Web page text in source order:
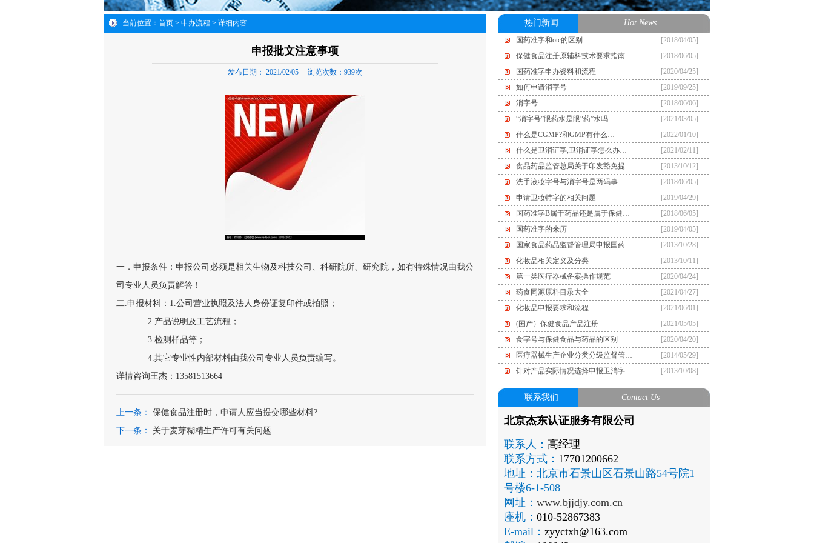
当前位置： 首页 > 申办流程 > 详细内容
申报批文注意事项
发布日期： 2021/02/05 浏览次数： 939次
一．申报条件：申报公司必须是相关生物及科技公司、科研院所、研究院，如有特殊情况由我公
司专业人员负责解答！
二.申报材料：1.公司营业执照及法人身份证复印件或拍照；
2.产品说明及工艺流程；
3.检测样品等；
4.其它专业性内部材料由我公司专业人员负责编写。
详情咨询王杰：13581513664
上一条： 保健食品注册时，申请人应当提交哪些材料?
下一条： 关于麦芽糊精生产许可有关问题
热门新闻 Hot News
国药准字和otc的区别
[2018/04/05]
保健食品注册原辅料技术要求指南…
[2018/06/05]
国药准字申办资料和流程
[2020/04/25]
如何申请消字号
[2019/09/25]
消字号
[2018/06/06]
“消字号”眼药水是眼“药”水吗…
[2021/03/05]
什么是CGMP?和GMP有什么…
[2022/01/10]
什么是卫消证字,卫消证字怎么办…
[2021/02/11]
食品药品监管总局关于印发豁免提…
[2013/10/12]
洗手液妆字号与消字号是两码事
[2018/06/05]
申请卫妆特字的相关问题
[2019/04/29]
国药准字B属于药品还是属于保健…
[2018/06/05]
国药准字的来历
[2019/04/05]
国家食品药品监督管理局申报国药…
[2013/10/28]
化妆品相关定义及分类
[2013/10/11]
第一类医疗器械备案操作规范
[2020/04/24]
药食同源原料目录大全
[2021/04/27]
化妆品申报要求和流程
[2021/06/01]
(国产）保健食品产品注册
[2021/05/05]
食字号与保健食品与药品的区别
[2020/04/20]
医疗器械生产企业分类分级监督管…
[2014/05/29]
针对产品实际情况选择申报卫消字…
[2013/10/08]
联系我们 Contact Us
北京杰东认证服务有限公司
联系人： 高经理
联系方式： 17701200662
地址：北京市石景山区石景山路54号院1
号楼6-1-508
网址： www.bjjdjy.com.cn
座机： 010-52867383
E-mail： zyyctxh@163.com